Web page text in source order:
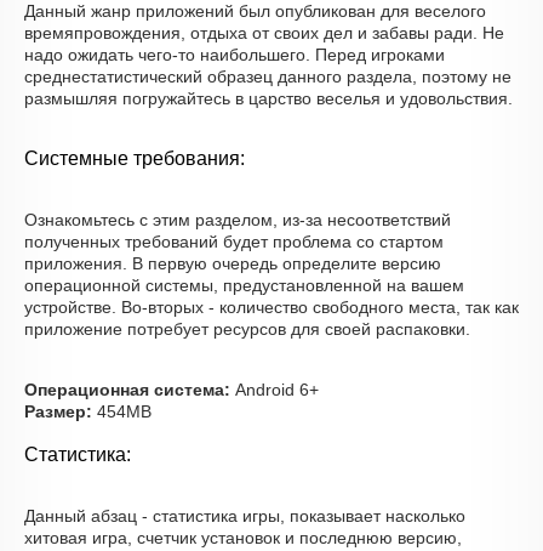
Данный жанр приложений был опубликован для веселого
времяпровождения, отдыха от своих дел и забавы ради. Не
надо ожидать чего-то наибольшего. Перед игроками
среднестатистический образец данного раздела, поэтому не
размышляя погружайтесь в царство веселья и удовольствия.
Системные требования:
Ознакомьтесь с этим разделом, из-за несоответствий
полученных требований будет проблема со стартом
приложения. В первую очередь определите версию
операционной системы, предустановленной на вашем
устройстве. Во-вторых - количество свободного места, так как
приложение потребует ресурсов для своей распаковки.
Операционная система: Android 6+
Размер: 454MB
Статистика:
Данный абзац - статистика игры, показывает насколько
хитовая игра, счетчик установок и последнюю версию,